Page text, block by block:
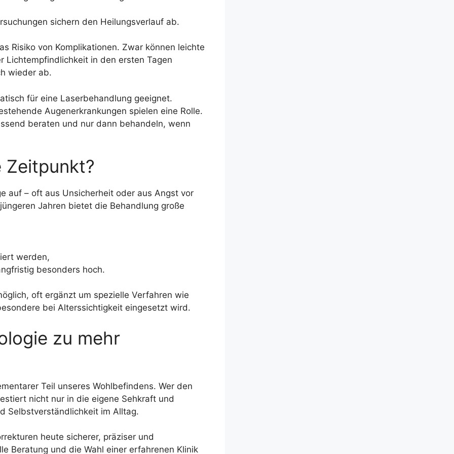
sichern den Heilungsverlauf ab.
Risiko von Komplikationen. Zwar können leichte
Lichtempfindlichkeit in den ersten Tagen
wieder ab.
für eine Laserbehandlung geeignet.
Augenerkrankungen spielen eine Rolle.
beraten und nur dann behandeln, wenn
Zeitpunkt?
auf – oft aus Unsicherheit oder aus Angst vor
Jahren bietet die Behandlung große
werden,
besonders hoch.
oft ergänzt um spezielle Verfahren wie
bei Alterssichtigkeit eingesetzt wird.
zu mehr
Teil unseres Wohlbefindens. Wer den
nicht nur in die eigene Sehkraft und
Selbstverständlichkeit im Alltag.
heute sicherer, präziser und
Beratung und die Wahl einer erfahrenen Klinik